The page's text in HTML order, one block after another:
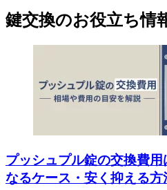
鍵交換のお役立ち情
プッシュプル錠の交換費用
なるケース・安く抑える方